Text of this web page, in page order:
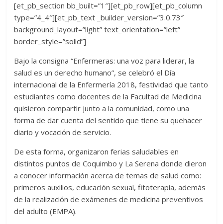
[et_pb_section bb_built=”1″][et_pb_row][et_pb_column
type=”4_4″][et_pb_text _builder_version=”3.0.73″
background_layout=”light” text_orientation=”left”
border_style=”solid”]
Bajo la consigna “Enfermeras: una voz para liderar, la
salud es un derecho humano”, se celebró el Día
internacional de la Enfermería 2018, festividad que tanto
estudiantes como docentes de la Facultad de Medicina
quisieron compartir junto a la comunidad, como una
forma de dar cuenta del sentido que tiene su quehacer
diario y vocación de servicio.
De esta forma, organizaron ferias saludables en
distintos puntos de Coquimbo y La Serena donde dieron
a conocer información acerca de temas de salud como:
primeros auxilios, educación sexual, fitoterapia, además
de la realización de exámenes de medicina preventivos
del adulto (EMPA).